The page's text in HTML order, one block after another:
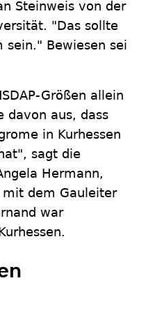
Steinweis von der
"Das sollte
sein." Bewiesen sei
Größen allein
davon aus, dass
in Kurhessen
sagt die
Hermann,
dem Gauleiter
war